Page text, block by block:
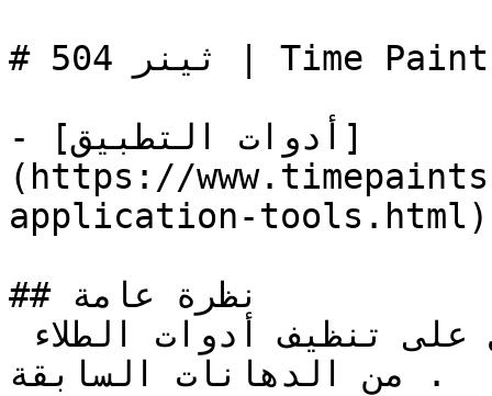
# ثينر 504 | Time Paints
- [أدوات التطبيق]
(https://
application-tools.html)
## نظرة عامة
من الدهانات السابقة .